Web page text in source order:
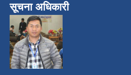
सूचना अधिकारी